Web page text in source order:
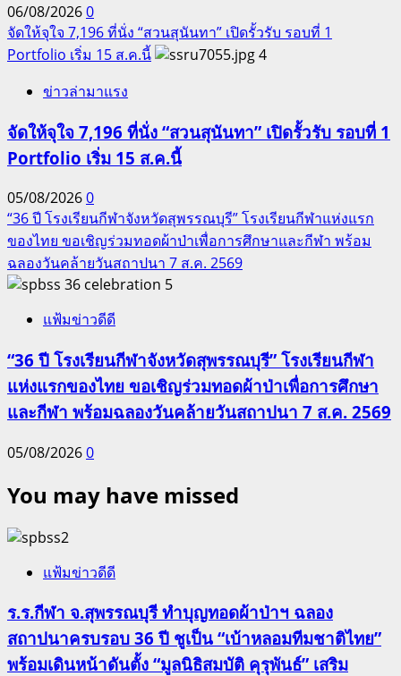
06/08/20260
จัดให้จุใจ 7,196 ที่นั่ง “สวนสุนันทา” เปิดรั้วรับ รอบที่ 1
Portfolio เริ่ม 15 ส.ค.นี้
4
ข่าวล่ามาแรง
จัดให้จุใจ 7,196 ที่นั่ง “สวนสุนันทา” เปิดรั้วรับ รอบที่ 1
Portfolio เริ่ม 15 ส.ค.นี้
05/08/20260
“36 ปี โรงเรียนกีฬาจังหวัดสุพรรณบุรี” โรงเรียนกีฬาแห่งแรก
ของไทย ขอเชิญร่วมทอดผ้าป่าเพื่อการศึกษาและกีฬา พร้อม
ฉลองวันคล้ายวันสถาปนา 7 ส.ค. 2569
5
แฟ้มข่าวดีดี
“36 ปี โรงเรียนกีฬาจังหวัดสุพรรณบุรี” โรงเรียนกีฬา
แห่งแรกของไทย ขอเชิญร่วมทอดผ้าป่าเพื่อการศึกษา
และกีฬา พร้อมฉลองวันคล้ายวันสถาปนา 7 ส.ค. 2569
05/08/20260
You may have missed
แฟ้มข่าวดีดี
ร.ร.กีฬา จ.สุพรรณบุรี ทำบุญทอดผ้าป่าฯ ฉลอง
สถาปนาครบรอบ 36 ปี ชูเป็น “เบ้าหลอมทีมชาติไทย”
พร้อมเดินหน้าดันตั้ง “มูลนิธิสมบัติ คุรุพันธ์” เสริม